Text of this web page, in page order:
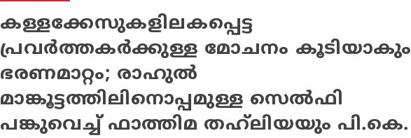
കള്ളക്കേസുകളിലകപ്പെട്ട
പ്രവര്‍ത്തകര്‍ക്കുള്ള മോചനം കൂടിയാകും
ഭരണമാറ്റം; രാഹുല്‍
മാങ്കൂട്ടത്തിലിനൊപ്പമുള്ള സെല്‍ഫി
പങ്കുവെച്ച് ഫാത്തിമ തഹ്‌ലിയയും പി.കെ.